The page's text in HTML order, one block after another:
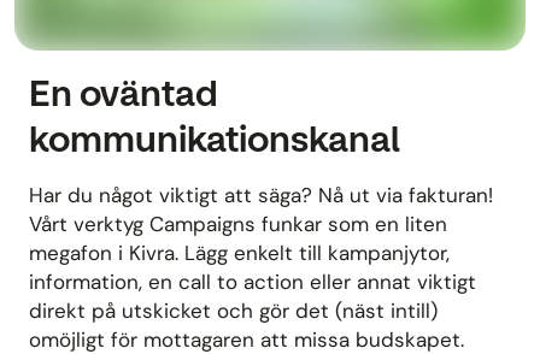
En oväntad
kommunikationskanal
Har du något viktigt att säga? Nå ut via fakturan!
Vårt verktyg Campaigns funkar som en liten
megafon i Kivra. Lägg enkelt till kampanjytor,
information, en call to action eller annat viktigt
direkt på utskicket och gör det (näst intill)
omöjligt för mottagaren att missa budskapet.